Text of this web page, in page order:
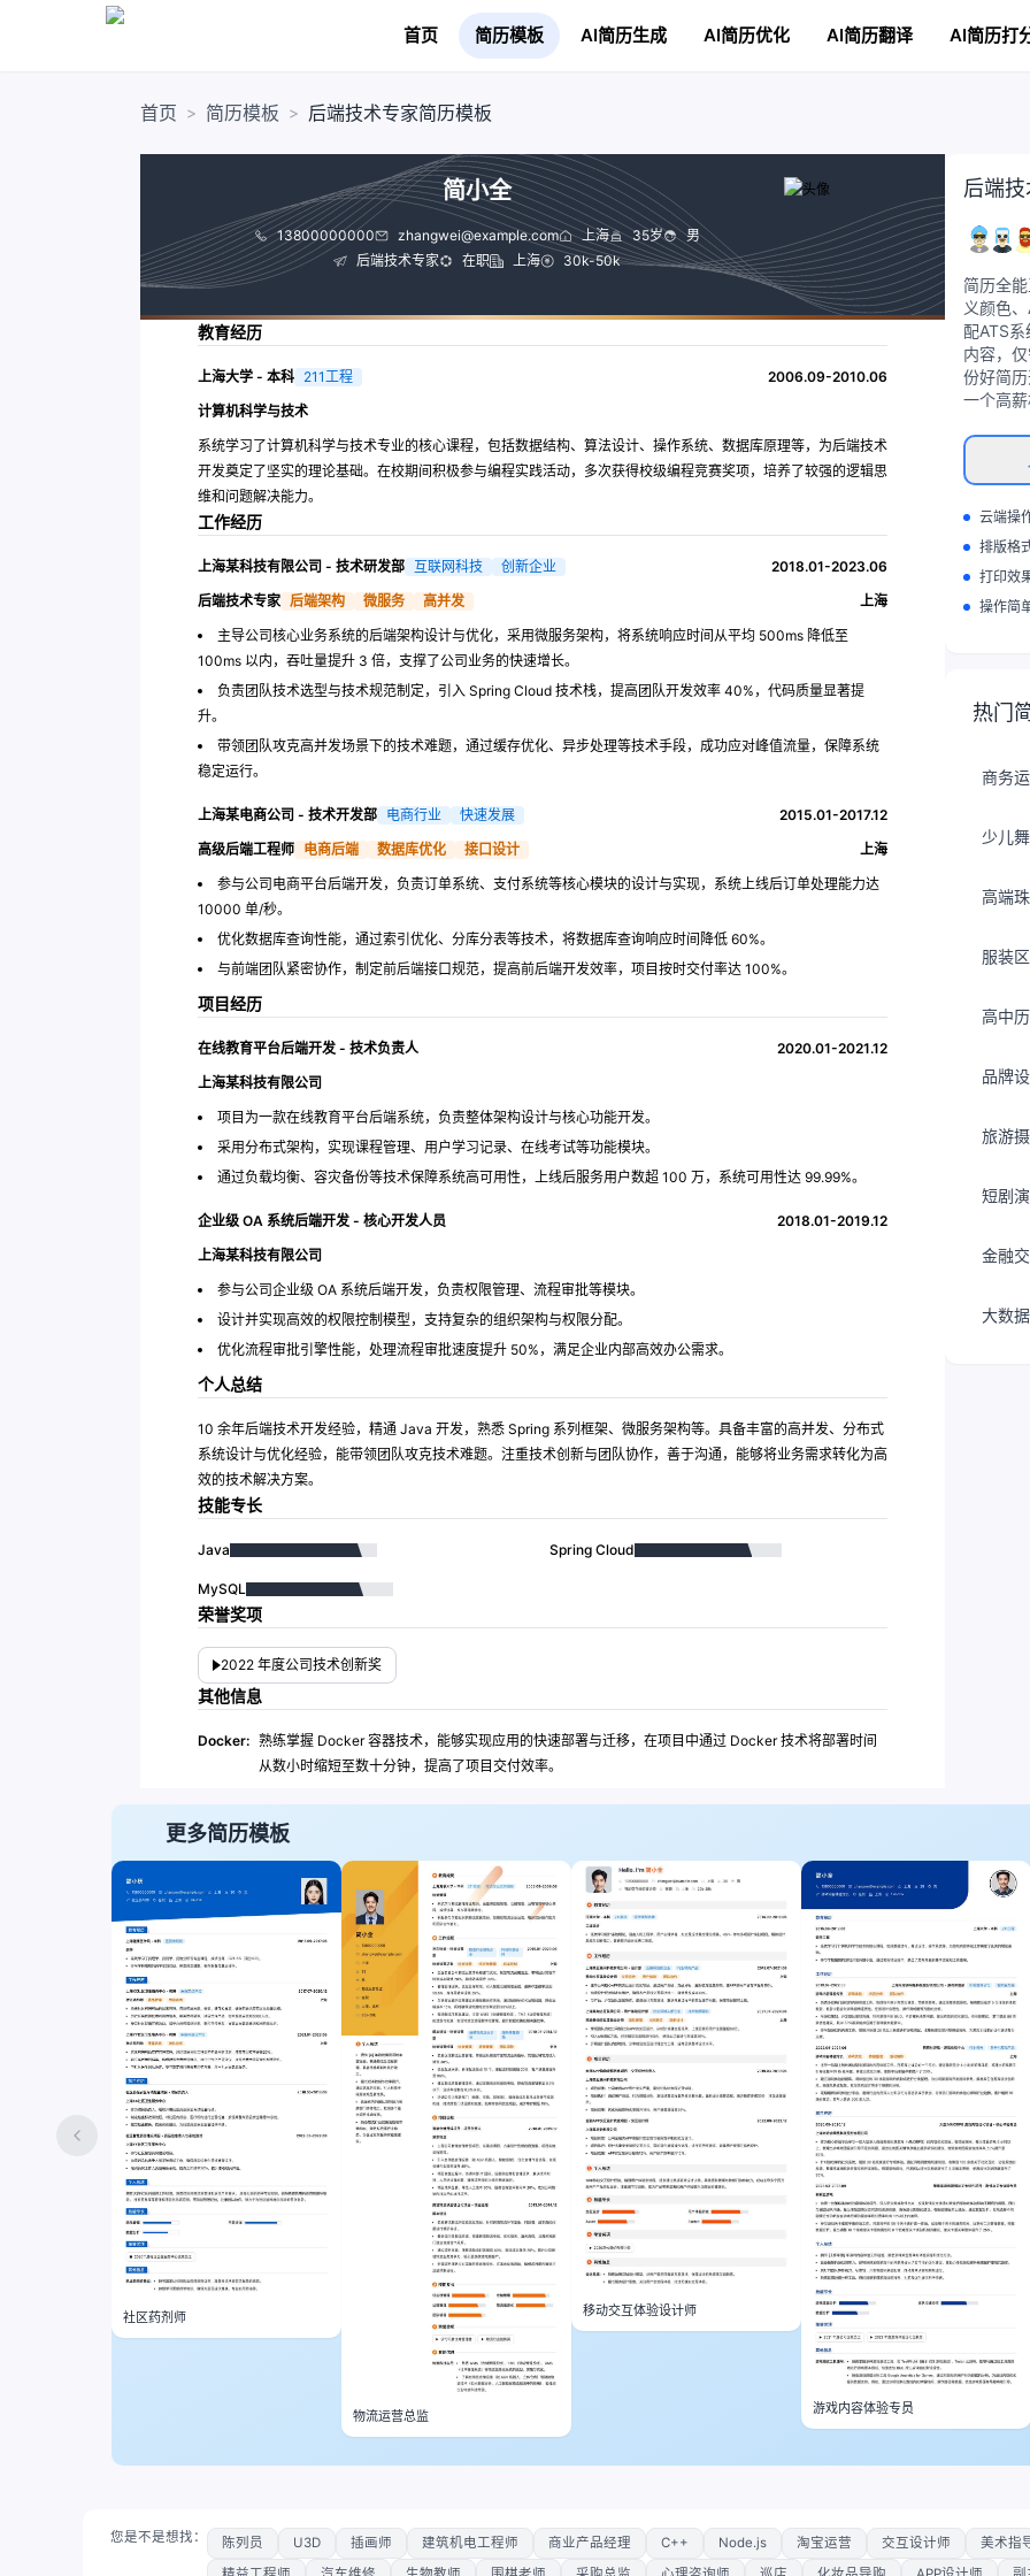
首页 简历模板 AI简历生成 AI简历优化 AI简历翻译 AI简历打
首页 > 简历模板 > 后端技术专家简历模板
后端
简历全
义颜色
配ATS
内容，
份好简
一个高
云端操
排版格
打印效
操作简
热门
商务
少儿
高端
服装
高中
品牌
旅游
短剧
金融
大数
简小全
13800000000 zhangwei@example.com 上海 35岁
男
后端技术专家
在职 上海 30k-50k
教育经历
上海大学 - 本科 211工程
2006.09-2010.06
计算机科学与技术
系统学习了计算机科学与技术专业的核心课程，包括数据结构、算法设计、操作系统、数据库原理等，为后端技术
开发奠定了坚实的理论基础。在校期间积极参与编程实践活动，多次获得校级编程竞赛奖项，培养了较强的逻辑思
维和问题解决能力。
工作经历
上海某科技有限公司 - 技术研发部 互联网科技 创新企业
2018.01-2023.06
后端技术专家 后端架构 微服务 高并发
上海
主导公司核心业务系统的后端架构设计与优化，采用微服务架构，将系统响应时间从平均 500ms 降低至
100ms 以内，吞吐量提升 3 倍，支撑了公司业务的快速增长。
负责团队技术选型与技术规范制定，引入 Spring Cloud 技术栈，提高团队开发效率 40%，代码质量显著提
升。
带领团队攻克高并发场景下的技术难题，通过缓存优化、异步处理等技术手段，成功应对峰值流量，保障系统
稳定运行。
上海某电商公司 - 技术开发部 电商行业 快速发展
2015.01-2017.12
高级后端工程师
电商后端 数据库优化 接口设计
上海
参与公司电商平台后端开发，负责订单系统、支付系统等核心模块的设计与实现，系统上线后订单处理能力达
10000 单/秒。
优化数据库查询性能，通过索引优化、分库分表等技术，将数据库查询响应时间降低 60%。
与前端团队紧密协作，制定前后端接口规范，提高前后端开发效率，项目按时交付率达 100%。
项目经历
在线教育平台后端开发 - 技术负责人
2020.01-2021.12
上海某科技有限公司
项目为一款在线教育平台后端系统，负责整体架构设计与核心功能开发。
采用分布式架构，实现课程管理、用户学习记录、在线考试等功能模块。
通过负载均衡、容灾备份等技术保障系统高可用性，上线后服务用户数超 100 万，系统可用性达 99.99%。
企业级 OA 系统后端开发 - 核心开发人员
2018.01-2019.12
上海某科技有限公司
参与公司企业级 OA 系统后端开发，负责权限管理、流程审批等模块。
设计并实现高效的权限控制模型，支持复杂的组织架构与权限分配。
优化流程审批引擎性能，处理流程审批速度提升 50%，满足企业内部高效办公需求。
个人总结
10 余年后端技术开发经验，精通 Java 开发，熟悉 Spring 系列框架、微服务架构等。具备丰富的高并发、分布式
系统设计与优化经验，能带领团队攻克技术难题。注重技术创新与团队协作，善于沟通，能够将业务需求转化为高
效的技术解决方案。
技能专长
Java Spring Cloud
MySQL
荣誉奖项
2022 年度公司技术创新奖
其他信息
Docker: 熟练掌握 Docker 容器技术，能够实现应用的快速部署与迁移，在项目中通过 Docker 技术将部署时间
从数小时缩短至数十分钟，提高了项目交付效率。
更多简历模板
社区药剂师
物流运营总监
移动交互体验设计师
游戏内容体验专员
您是不是想找： 陈列员 U3D 插画师 建筑机电工程师 商业产品经理 C++ Node.js 淘宝运营 交互设计师
美术指